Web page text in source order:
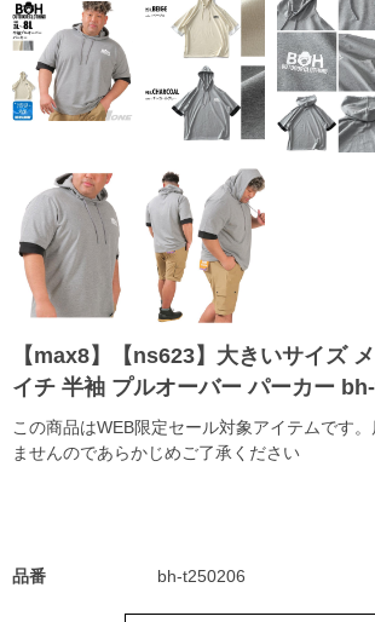
【max8】【ns623】大きいサイズ
イチ 半袖 プルオーバー パーカー
この商品はWEB限定セール対象アイテムです
ませんのであらかじめご了承ください
品番 bh-t250206